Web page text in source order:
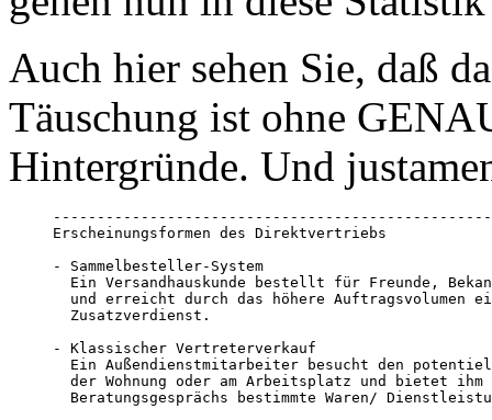
Auch hier sehen Sie, daß
Täuschung ist ohne
Hintergründe. Und
Erscheinungsformen des Direktvertriebs
- Sammelbesteller-System
Ein Versandhauskunde bestellt für Freunde,
und erreicht durch das höhere Auftragsvolumen
  Zusatzverdienst.
- Klassischer Vertreterverkauf
Ein Außendienstmitarbeiter besucht den
der Wohnung oder am Arbeitsplatz und bietet
Beratungsgesprächs bestimmte Waren/